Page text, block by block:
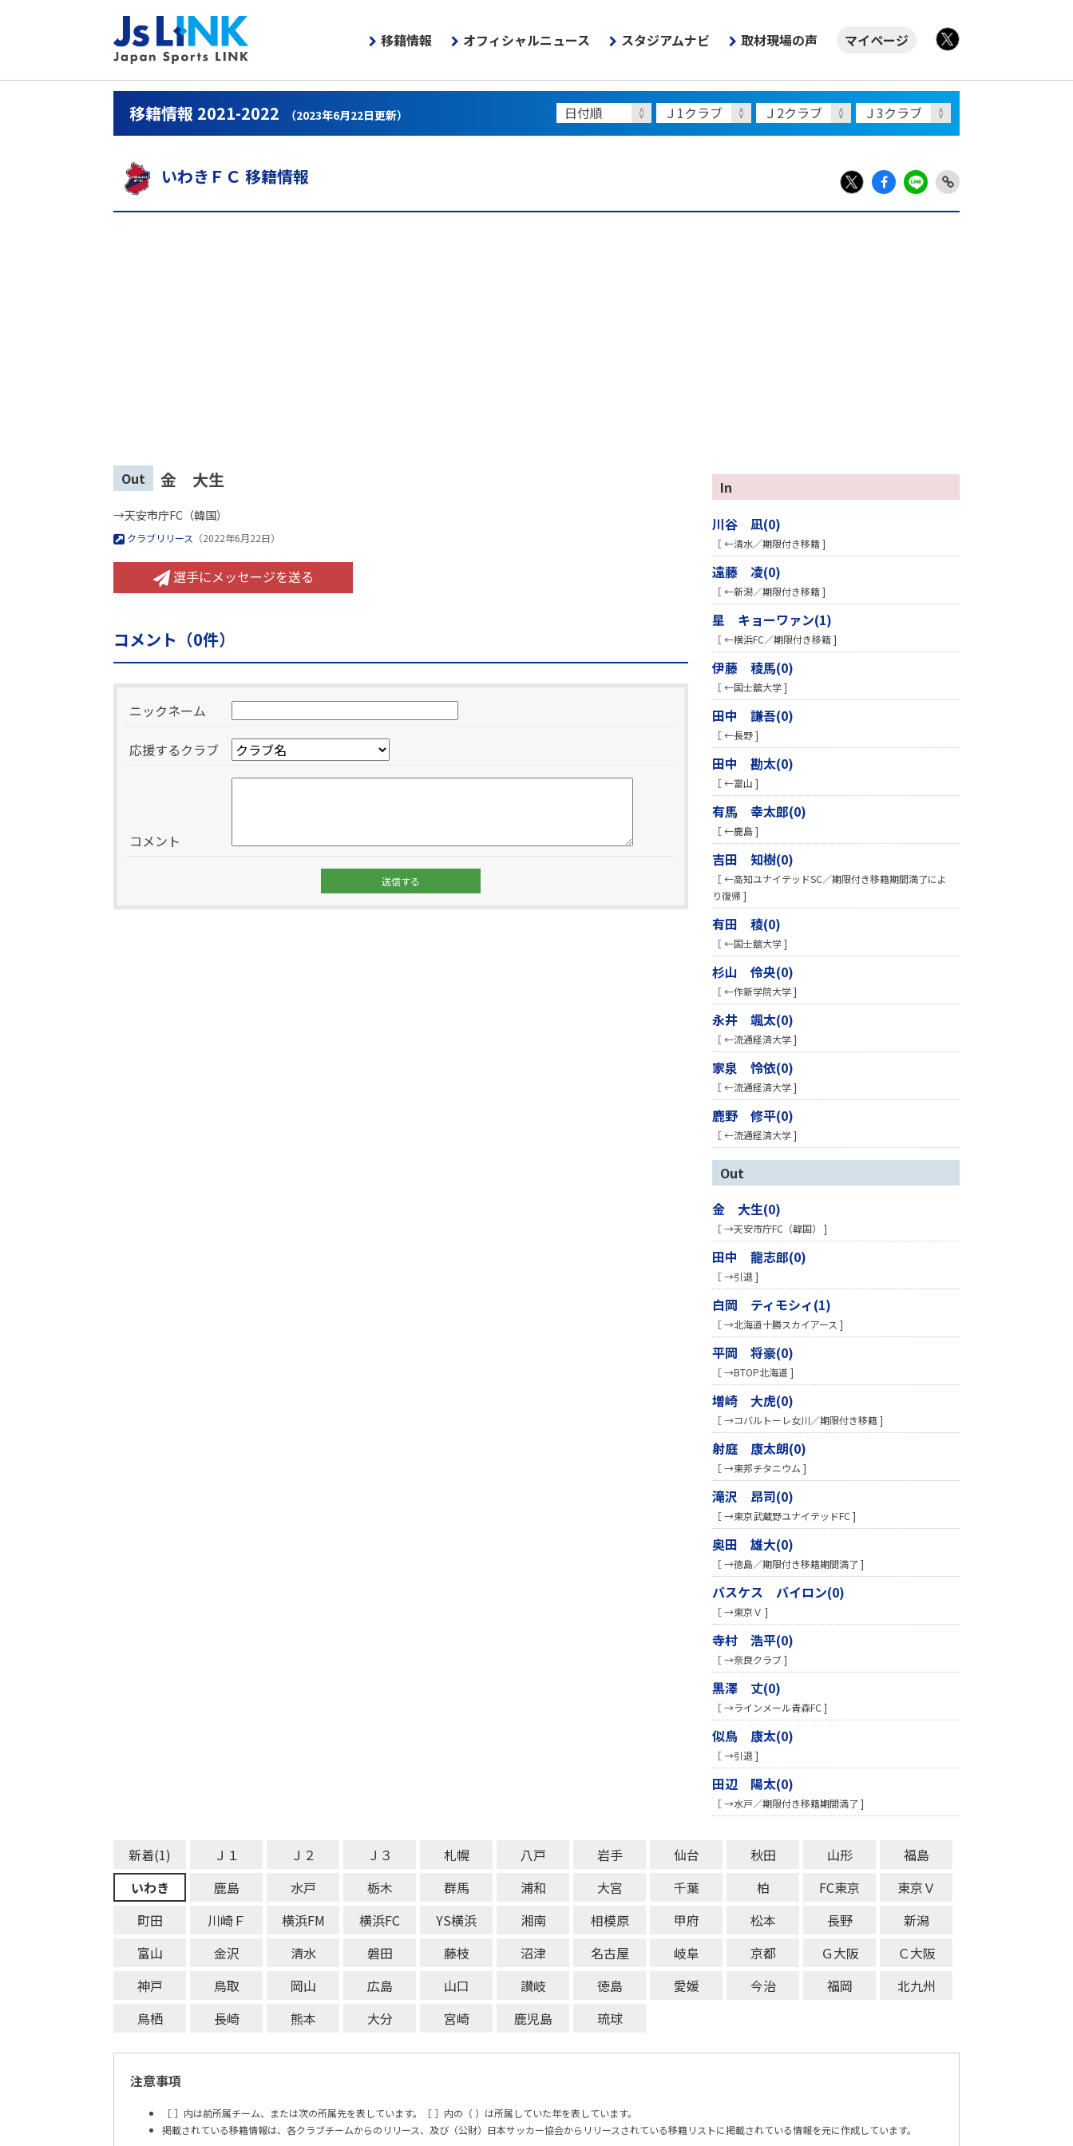
移籍情報 オフィシャルニュース スタジアムナビ 取材現場の声
マイページ
移籍情報 2021-2022 （2023年6月22日更新）
いわきＦＣ 移籍情報
X
Fac LIN Link
Out 金 大生
→天安市庁FC（韓国）
クラブリリース （2022年6月22日）
選手にメッセージを送る
コメント（0件）
ニックネーム
応援するクラブ
コメント
In
川谷 凪(0)
［ ←清水／期限付き移籍 ]
遠藤 凌(0)
［ ←新潟／期限付き移籍 ]
星 キョーワァン(1)
［ ←横浜FC／期限付き移籍 ]
伊藤 稜馬(0)
［ ←国士舘大学 ]
田中 謙吾(0)
［ ←長野 ]
田中 勘太(0)
［ ←富山 ]
有馬 幸太郎(0)
［ ←鹿島 ]
吉田 知樹(0)
［ ←高知ユナイテッドSC／期限付き移籍期間満了によ
り復帰 ]
有田 稜(0)
［ ←国士舘大学 ]
杉山 伶央(0)
［ ←作新学院大学 ]
永井 颯太(0)
［ ←流通経済大学 ]
家泉 怜依(0)
［ ←流通経済大学 ]
鹿野 修平(0)
［ ←流通経済大学 ]
Out
金 大生(0)
［ →天安市庁FC（韓国） ]
田中 龍志郎(0)
［ →引退 ]
白岡 ティモシィ(1)
［ →北海道十勝スカイアース ]
平岡 将豪(0)
［ →BTOP北海道 ]
増崎 大虎(0)
［ →コバルトーレ女川／期限付き移籍 ]
射庭 康太朗(0)
［ →東邦チタニウム ]
滝沢 昂司(0)
［ →東京武蔵野ユナイテッドFC ]
奥田 雄大(0)
［ →徳島／期限付き移籍期間満了 ]
バスケス バイロン(0)
［ →東京Ｖ ]
寺村 浩平(0)
［ →奈良クラブ ]
黒澤 丈(0)
［ →ラインメール青森FC ]
似鳥 康太(0)
［ →引退 ]
田辺 陽太(0)
［ →水戸／期限付き移籍期間満了 ]
新着(1) Ｊ１ Ｊ２ Ｊ３ 札幌 八戸 岩手 仙台 秋田 山形
福島
いわき
鹿島 水戸 栃木 群馬 浦和 大宮 千葉 柏 FC東京
東京Ｖ
町田
川崎Ｆ 横浜FM 横浜FC YS横浜 湘南 相模原 甲府 松本 長野
新潟
富山
金沢 清水 磐田 藤枝 沼津 名古屋 岐阜 京都 Ｇ大阪
Ｃ大阪
神戸
鳥取 岡山 広島 山口 讃岐 徳島 愛媛 今治 福岡
北九州
鳥栖
長崎 熊本 大分 宮崎 鹿児島 琉球
注意事項
［ ］内は前所属チーム、または次の所属先を表しています。［ ］内の（ ）は所属していた年を表しています。
掲載されている移籍情報は、各クラブチームからのリリース、及び（公財）日本サッカー協会からリリースされている移籍リストに掲載されている情報を元に作成しています。